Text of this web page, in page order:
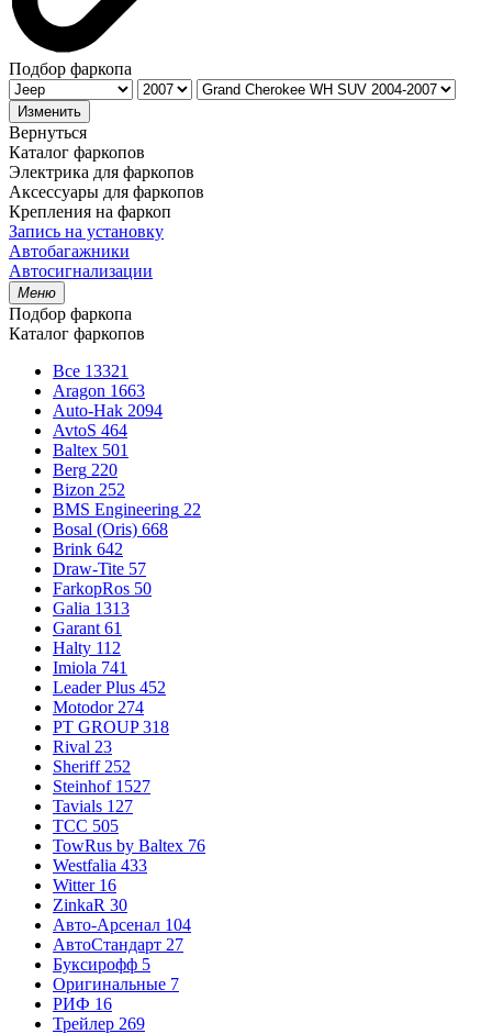
Подбор фаркопа
Изменить
Вернуться
Каталог фаркопов
Электрика для фаркопов
Аксессуары для фаркопов
Крепления на фаркоп
Запись на установку
Автобагажники
Автосигнализации
Меню
Подбор фаркопа
Каталог фаркопов
Все 13321
Aragon 1663
Auto-Hak 2094
AvtoS 464
Baltex 501
Berg 220
Bizon 252
BMS Engineering 22
Bosal (Oris) 668
Brink 642
Draw-Tite 57
FarkopRos 50
Galia 1313
Garant 61
Halty 112
Imiola 741
Leader Plus 452
Motodor 274
PT GROUP 318
Rival 23
Sheriff 252
Steinhof 1527
Tavials 127
TCC 505
TowRus by Baltex 76
Westfalia 433
Witter 16
ZinkaR 30
Авто-Арсенал 104
АвтоСтандарт 27
Буксирофф 5
Оригинальные 7
РИФ 16
Трейлер 269